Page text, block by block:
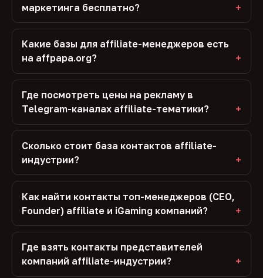
маркетинга бесплатно?
Какие базы для affiliate-менеджеров есть
на affpapa.org?
Где посмотреть цены на рекламу в
Telegram-каналах affiliate-тематики?
Сколько стоит база контактов affiliate-
индустрии?
Как найти контакты топ-менеджеров (CEO,
Founder) affiliate и iGaming компаний?
Где взять контакты представителей
компаний affiliate-индустрии?